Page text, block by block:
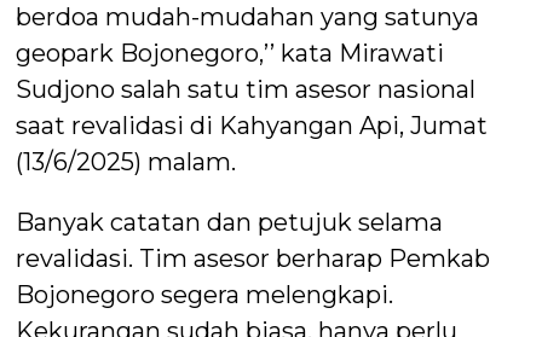
berdoa mudah-mudahan yang satunya
geopark Bojonegoro,’’ kata Mirawati
Sudjono salah satu tim asesor nasional
saat revalidasi di Kahyangan Api, Jumat
(13/6/2025) malam.
Banyak catatan dan petujuk selama
revalidasi. Tim asesor berharap Pemkab
Bojonegoro segera melengkapi.
Kekurangan sudah biasa, hanya perlu